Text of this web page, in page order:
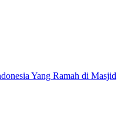
Yang Ramah di Masjid